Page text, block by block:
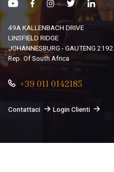
49A KALLENBACH DRIVE
LINSFIELD RIDGE
JOHANNESBURG - GAUTENG 2192
Rep. Of South Africa
+39 011 0142185
Contattaci Login Clienti